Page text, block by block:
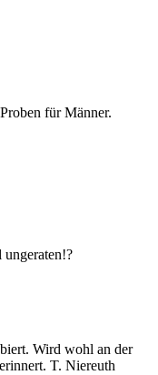
für Männer.
Wird wohl an der
T. Niereuth